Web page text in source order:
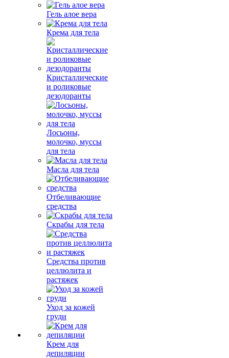
Гель алое вера
Крема для тела
Кристаллические
и роликовые
дезодоранты
Лосьоны,
молочко, муссы
для тела
Масла для тела
Отбеливающие
средства
Скрабы для тела
Средства против
целлюлита и
растяжек
Уход за кожей
груди
Крем для
депиляции